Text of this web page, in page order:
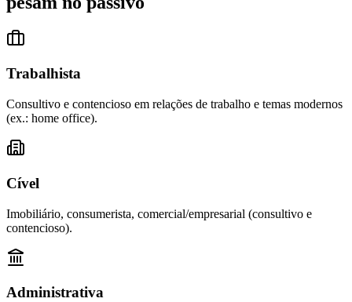
Trabalhista
Consultivo e contencioso em relações de trabalho e temas modernos
(ex.: home office).
Cível
Imobiliário, consumerista, comercial/empresarial (consultivo e
contencioso).
Administrativa